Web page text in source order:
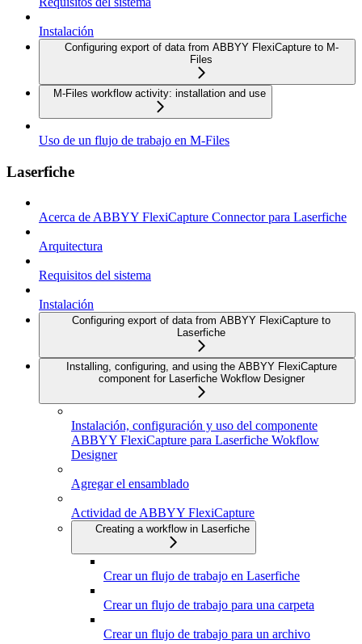
Instalación
Configuring export of data from ABBYY FlexiCapture to M-
Files
M-Files workflow activity: installation and use
Uso de un flujo de trabajo en M-Files
Laserfiche
Acerca de ABBYY FlexiCapture Connector para Laserfiche
Arquitectura
Requisitos del sistema
Instalación
Configuring export of data from ABBYY FlexiCapture to
Laserfiche
Installing, configuring, and using the ABBYY FlexiCapture
component for Laserfiche Wokflow Designer
Instalación, configuración y uso del componente
ABBYY FlexiCapture para Laserfiche Wokflow
Designer
Agregar el ensamblado
Actividad de ABBYY FlexiCapture
Creating a workflow in Laserfiche
Crear un flujo de trabajo en Laserfiche
Crear un flujo de trabajo para una carpeta
Crear un flujo de trabajo para un archivo